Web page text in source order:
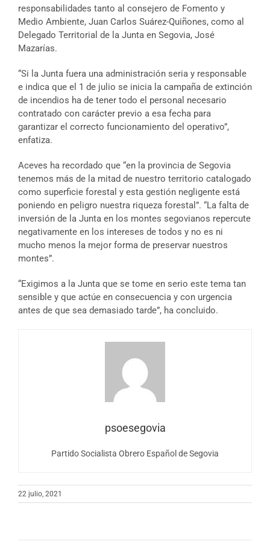
responsabilidades tanto al consejero de Fomento y
Medio Ambiente, Juan Carlos Suárez-Quiñones, como al
Delegado Territorial de la Junta en Segovia, José
Mazarías.
“Si la Junta fuera una administración seria y responsable
e indica que el 1 de julio se inicia la campaña de extinción
de incendios ha de tener todo el personal necesario
contratado con carácter previo a esa fecha para
garantizar el correcto funcionamiento del operativo”,
enfatiza.
Aceves ha recordado que “en la provincia de Segovia
tenemos más de la mitad de nuestro territorio catalogado
como superficie forestal y esta gestión negligente está
poniendo en peligro nuestra riqueza forestal”. “La falta de
inversión de la Junta en los montes segovianos repercute
negativamente en los intereses de todos y no es ni
mucho menos la mejor forma de preservar nuestros
montes”.
“Exigimos a la Junta que se tome en serio este tema tan
sensible y que actúe en consecuencia y con urgencia
antes de que sea demasiado tarde”, ha concluido.
psoesegovia
Partido Socialista Obrero Español de Segovia
22 julio, 2021